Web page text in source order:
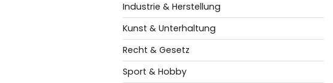
Industrie & Herstellung
Kunst & Unterhaltung
Recht & Gesetz
Sport & Hobby